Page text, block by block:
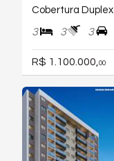
Cobertura Duplex
3 3 3
R$ 1.100.000, 00